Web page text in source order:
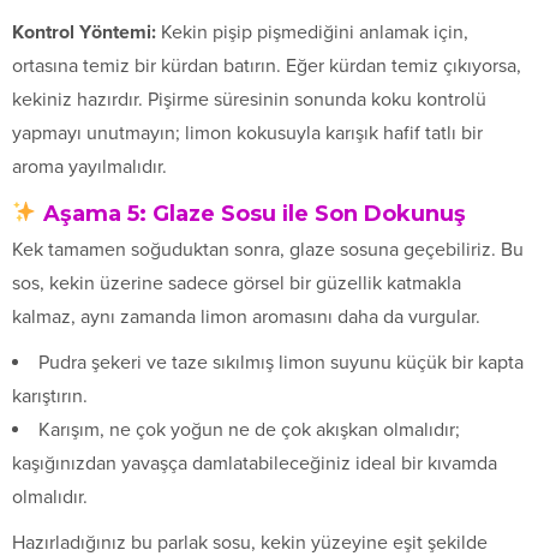
Kontrol Yöntemi: Kekin pişip pişmediğini anlamak için,
ortasına temiz bir kürdan batırın. Eğer kürdan temiz çıkıyorsa,
kekiniz hazırdır. Pişirme süresinin sonunda koku kontrolü
yapmayı unutmayın; limon kokusuyla karışık hafif tatlı bir
aroma yayılmalıdır.
Aşama 5: Glaze Sosu ile Son Dokunuş
Kek tamamen soğuduktan sonra, glaze sosuna geçebiliriz. Bu
sos, kekin üzerine sadece görsel bir güzellik katmakla
kalmaz, aynı zamanda limon aromasını daha da vurgular.
Pudra şekeri ve taze sıkılmış limon suyunu küçük bir kapta
karıştırın.
Karışım, ne çok yoğun ne de çok akışkan olmalıdır;
kaşığınızdan yavaşça damlatabileceğiniz ideal bir kıvamda
olmalıdır.
Hazırladığınız bu parlak sosu, kekin yüzeyine eşit şekilde